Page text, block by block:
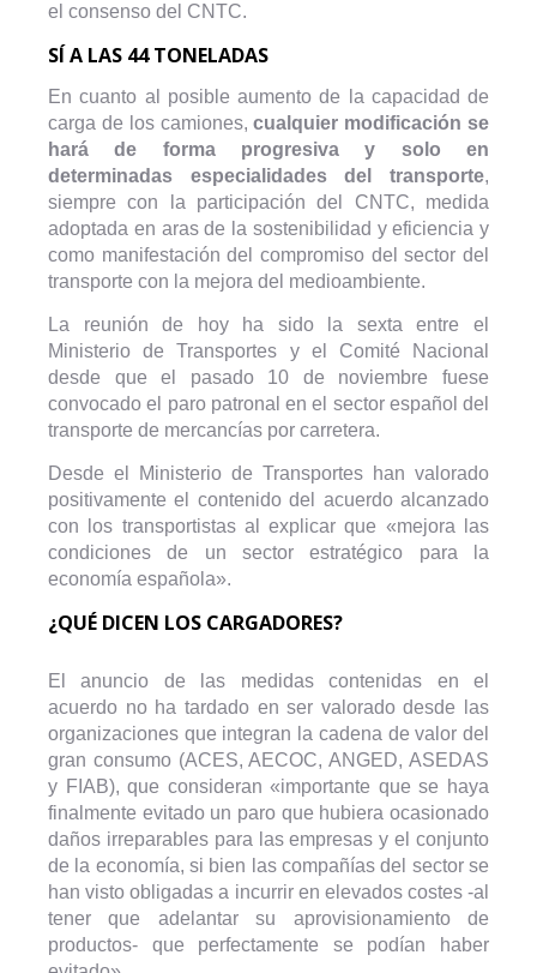
el consenso del CNTC.
SÍ A LAS 44 TONELADAS
En cuanto al posible aumento de la capacidad de
carga de los camiones,cualquier modificación se
hará de forma progresiva y solo en
determinadas especialidades del transporte,
siempre con la participación del CNTC, medida
adoptada en aras de la sostenibilidad y eficiencia y
como manifestación del compromiso del sector del
transporte con la mejora del medioambiente.
La reunión de hoy ha sido la sexta entre el
Ministerio de Transportes y el Comité Nacional
desde que el pasado 10 de noviembre fuese
convocado el paro patronal en el sector español del
transporte de mercancías por carretera.
Desde el Ministerio de Transportes han valorado
positivamente el contenido del acuerdo alcanzado
con los transportistas al explicar que «mejora las
condiciones de un sector estratégico para la
economía española».
¿QUÉ DICEN LOS CARGADORES?
El anuncio de las medidas contenidas en el
acuerdo no ha tardado en ser valorado desde las
organizaciones que integran la cadena de valor del
gran consumo (ACES, AECOC, ANGED, ASEDAS
y FIAB), que consideran «importante que se haya
finalmente evitado un paro que hubiera ocasionado
daños irreparables para las empresas y el conjunto
de la economía, si bien las compañías del sector se
han visto obligadas a incurrir en elevados costes -al
tener que adelantar su aprovisionamiento de
productos- que perfectamente se podían haber